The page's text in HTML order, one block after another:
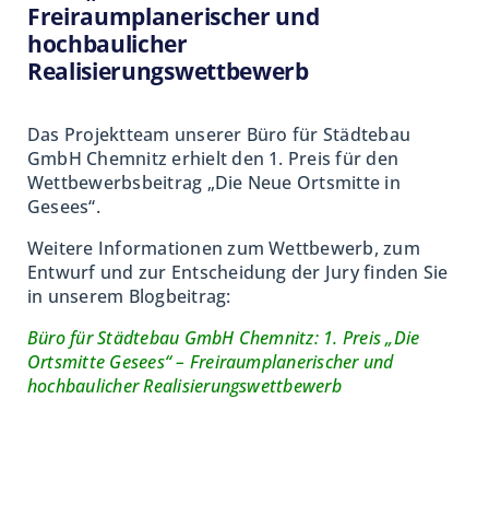
24.Juli 2026
Gewerbestandort – Brambacher Mineralquellen
Kategorien:Referenzen
Freiraumplanerischer und
hochbaulicher
Realisierungswettbewerb
Das Projektteam unserer Büro für Städtebau
GmbH Chemnitz erhielt den 1. Preis für den
Wettbewerbsbeitrag „Die Neue Ortsmitte in
Gesees“.
Weitere Informationen zum Wettbewerb, zum
Entwurf und zur Entscheidung der Jury finden Sie
in unserem Blogbeitrag:
Büro für Städtebau GmbH Chemnitz: 1. Preis „Die
Ortsmitte Gesees“ – Freiraumplanerischer und
hochbaulicher Realisierungswettbewerb